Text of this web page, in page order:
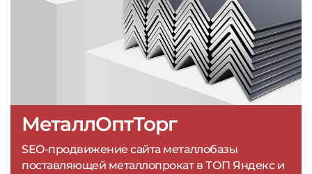
МеталлОптТорг
SEO-продвижение сайта металлобазы
поставляющей металлопрокат в ТОП Яндекс и